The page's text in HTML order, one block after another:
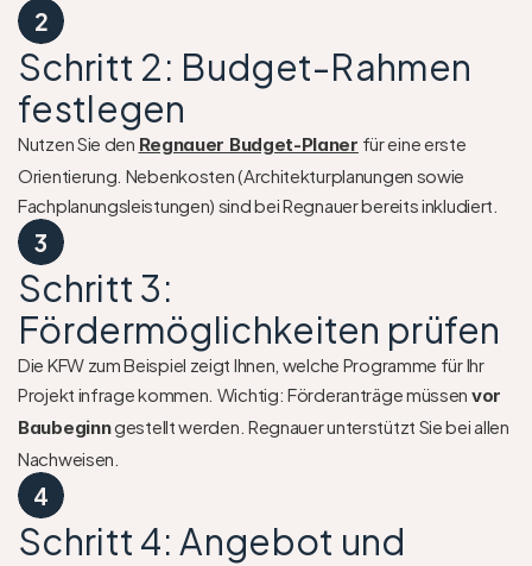
2
Schritt 2: Budget-Rahmen
festlegen
Nutzen Sie den Regnauer Budget-Planer für eine erste
Orientierung. Nebenkosten (Architekturplanungen sowie
Fachplanungsleistungen) sind bei Regnauer bereits inkludiert.
3
Schritt 3:
Fördermöglichkeiten prüfen
Die KFW zum Beispiel zeigt Ihnen, welche Programme für Ihr
Projekt infrage kommen. Wichtig: Förderanträge müssen vor
Baubeginn gestellt werden. Regnauer unterstützt Sie bei allen
Nachweisen.
4
Schritt 4: Angebot und